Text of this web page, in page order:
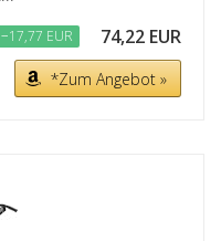
−17,77 EUR 74,22 EUR
*Zum Angebot »